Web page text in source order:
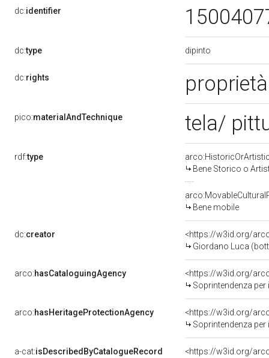
dc:identifier
dc:type dipinto
dc:rights
pico:materialAndTechnique tela/
rdf:type
Bene Storico o
Bene mobile
dc:creator
<https://w3id.org/
Giordano Luca
arco:hasCataloguingAgency
<https://w3id.org/
Soprintendenza
arco:hasHeritageProtectionAgency
<https://w3id.org/
Soprintendenza per i Beni Architettonici
a-cat:isDescribedByCatalogueRecord
<https://w3id.org/